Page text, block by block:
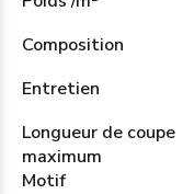
Composition
Entretien
Longueur de coupe
maximum
Motif